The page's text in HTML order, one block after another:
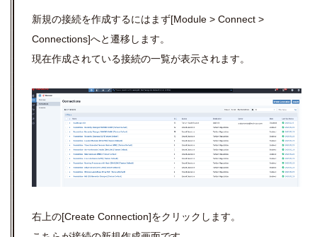
新規の接続を作成するにはまず[Module > Connect >
Connections]へと遷移します。
現在作成されている接続の一覧が表示されます。
右上の[Create Connection]をクリックします。